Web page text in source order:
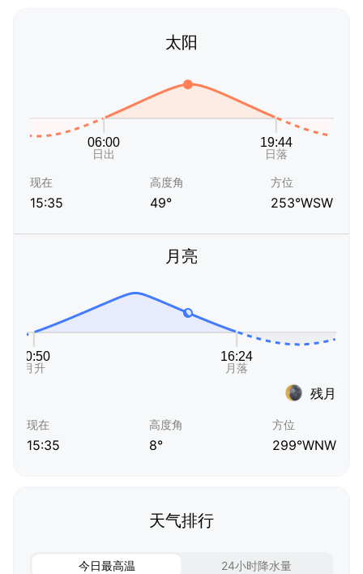
太阳
现在
15:35
高度角
49°
方位
253°WSW
月亮
残月
现在
15:35
高度角
8°
方位
299°WNW
天气排行
今日最高温 24小时降水量